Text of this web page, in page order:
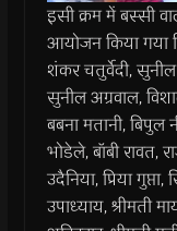
इसी क्रम में बस्सी
आयोजन किया
शंकर चतुर्वेदी,
सुनील अग्रवाल,
बबना मतानी, बिपुल
भोडेले, बॉबी रावत,
उदैनिया, प्रिया
उपाध्याय, श्रीमती